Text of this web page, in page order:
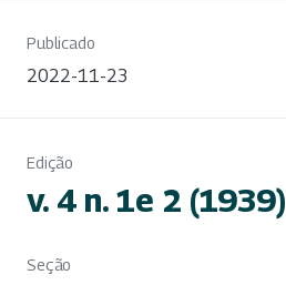
Publicado
2022-11-23
Edição
v. 4 n. 1e 2 (1939)
Seção